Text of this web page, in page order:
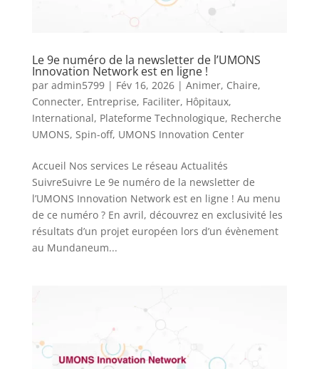
Le 9e numéro de la newsletter de l’UMONS
Innovation Network est en ligne !
par admin5799| Fév 16, 2026| Animer, Chaire,
Connecter, Entreprise, Faciliter, Hôpitaux,
International, Plateforme Technologique, Recherche
UMONS, Spin-off, UMONS Innovation Center
Accueil Nos services Le réseau Actualités
SuivreSuivre Le 9e numéro de la newsletter de
l’UMONS Innovation Network est en ligne ! Au menu
de ce numéro ? En avril, découvrez en exclusivité les
résultats d’un projet européen lors d’un évènement
au Mundaneum...